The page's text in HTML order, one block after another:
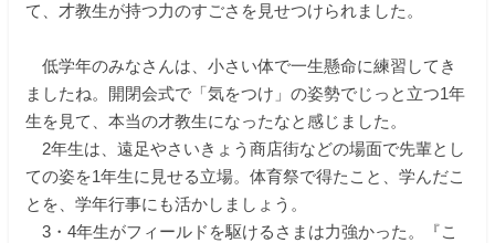
て、才教生が持つ力のすごさを見せつけられました。
低学年のみなさんは、小さい体で一生懸命に練習してき
ましたね。開閉会式で「気をつけ」の姿勢でじっと立つ1年
生を見て、本当の才教生になったなと感じました。
2年生は、遠足やさいきょう商店街などの場面で先輩とし
ての姿を1年生に見せる立場。体育祭で得たこと、学んだこ
とを、学年行事にも活かしましょう。
3・4年生がフィールドを駆けるさまは力強かった。『こ